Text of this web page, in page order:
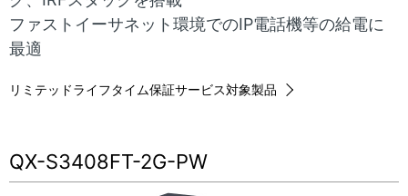
表
示
ま
ナ
ビ
ゲ
シ
ョ
ファストイーサネット環境でのIP電話機等の給電に
最適
リミテッドライフタイム保証サービス対象製品
QX-S3408FT-2G-PW